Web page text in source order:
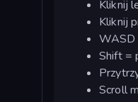
Kliknij
Kliknij
WASD
Shift =
Scroll